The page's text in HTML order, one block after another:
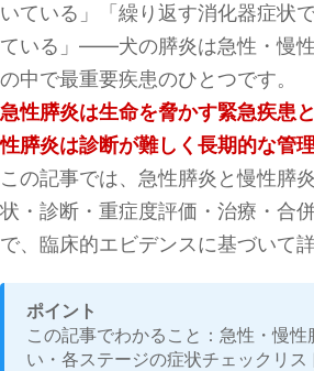
いている」「繰り返す消化器症状
ている」——犬の膵炎は急性・慢
の中で最重要疾患のひとつです。
急性膵炎は生命を脅かす緊急疾患
性膵炎は診断が難しく長期的な管
この記事では、急性膵炎と慢性膵
状・診断・重症度評価・治療・合
で、臨床的エビデンスに基づいて
ポイント
この記事でわかること：急性・慢
い・各ステージの症状チェックリス